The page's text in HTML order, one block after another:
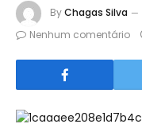
ByChagas Silva
Nenhum comentário